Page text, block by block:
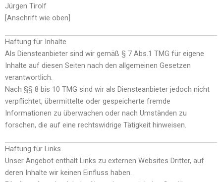
Jürgen Tirolf
[Anschrift wie oben]
Haftung für Inhalte
Als Diensteanbieter sind wir gemäß § 7 Abs.1 TMG für eigene
Inhalte auf diesen Seiten nach den allgemeinen Gesetzen
verantwortlich.
Nach §§ 8 bis 10 TMG sind wir als Diensteanbieter jedoch nicht
verpflichtet, übermittelte oder gespeicherte fremde
Informationen zu überwachen oder nach Umständen zu
forschen, die auf eine rechtswidrige Tätigkeit hinweisen.
Haftung für Links
Unser Angebot enthält Links zu externen Websites Dritter, auf
deren Inhalte wir keinen Einfluss haben.